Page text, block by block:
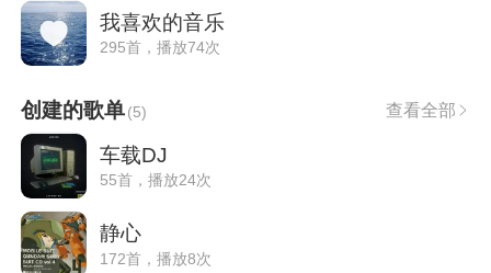
我喜欢的音乐
295首，播放74次
创建的歌单(5) 查看全部
车载DJ
55首，播放24次
静心
172首，播放8次